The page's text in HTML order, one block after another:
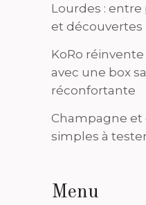
Lourdes :
et découvertes
KoRo
avec une box
réconfortante
Champagne et
simples à
Menu